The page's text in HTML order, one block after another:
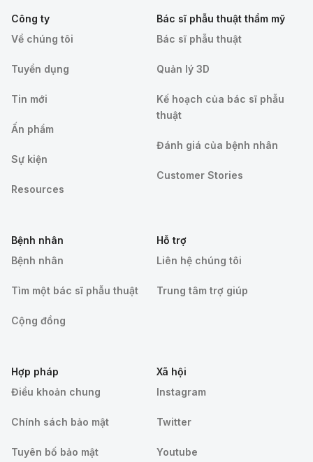
Công ty
Về chúng tôi
Tuyển dụng
Tin mới
Ấn phẩm
Sự kiện
Resources
Bác sĩ phẫu thuật thẩm mỹ
Bác sĩ phẫu thuật
Quản lý 3D
Kế hoạch của bác sĩ phẫu
thuật
Đánh giá của bệnh nhân
Customer Stories
Bệnh nhân
Bệnh nhân
Tìm một bác sĩ phẫu thuật
Cộng đồng
Hỗ trợ
Liên hệ chúng tôi
Trung tâm trợ giúp
Hợp pháp
Điều khoản chung
Chính sách bảo mật
Tuyên bố bảo mật
Xã hội
Instagram
Twitter
Youtube